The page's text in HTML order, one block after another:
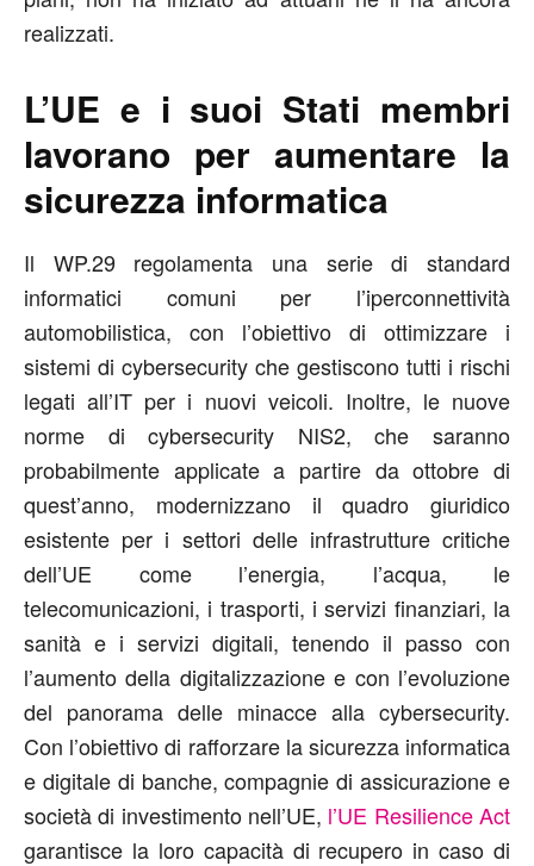
realizzati.
L’UE e i suoi Stati membri
lavorano per aumentare la
sicurezza informatica
Il WP.29 regolamenta una serie di standard
informatici comuni per l’iperconnettività
automobilistica, con l’obiettivo di ottimizzare i
sistemi di cybersecurity che gestiscono tutti i rischi
legati all’IT per i nuovi veicoli. Inoltre, le nuove
norme di cybersecurity NIS2, che saranno
probabilmente applicate a partire da ottobre di
quest’anno, modernizzano il quadro giuridico
esistente per i settori delle infrastrutture critiche
dell’UE come l’energia, l’acqua, le
telecomunicazioni, i trasporti, i servizi finanziari, la
sanità e i servizi digitali, tenendo il passo con
l’aumento della digitalizzazione e con l’evoluzione
del panorama delle minacce alla cybersecurity.
Con l’obiettivo di rafforzare la sicurezza informatica
e digitale di banche, compagnie di assicurazione e
società di investimento nell’UE, l’UE Resilience Act
garantisce la loro capacità di recupero in caso di